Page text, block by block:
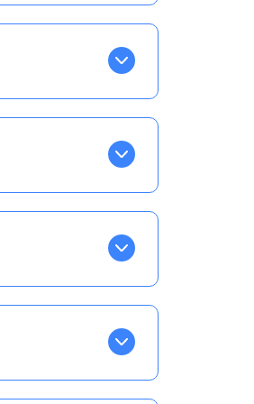
Tapez sur celle
EN VERT
la semaine, mais
ainsi vous
taux horaire
confirmations par
ce qui ne vous
à cet effet